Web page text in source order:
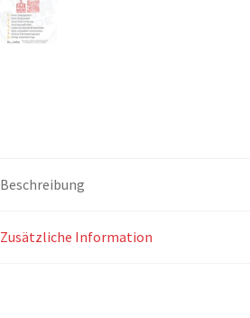
Beschreibung
Zusätzliche Information